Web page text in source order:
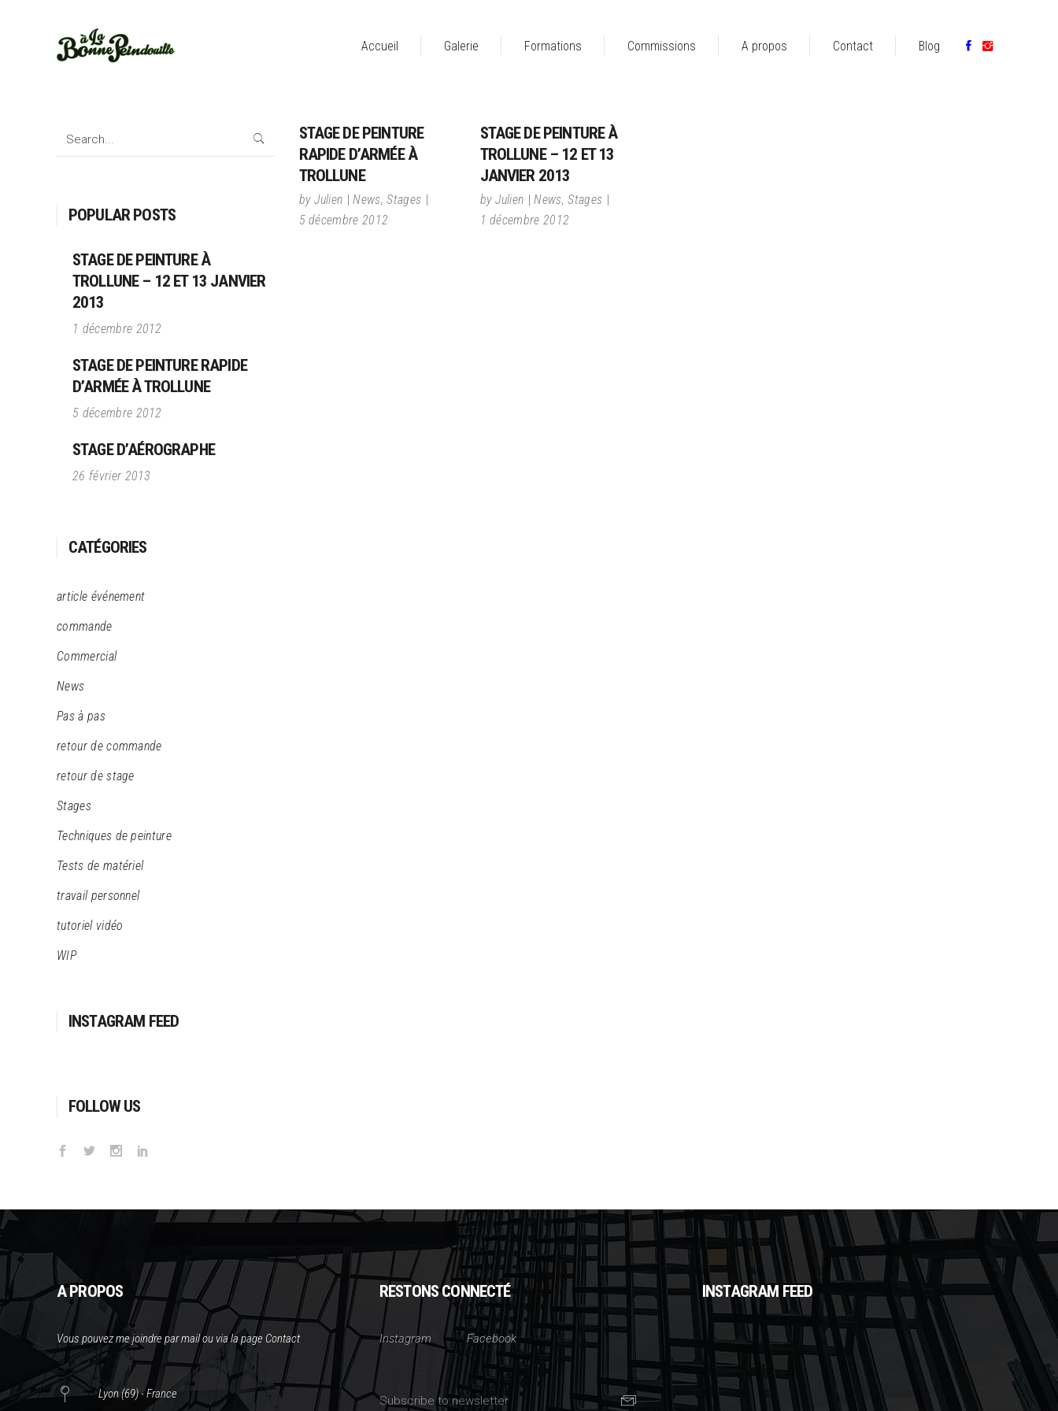
Accueil Galerie Formations Commissions A propos Contact Blog
STAGE DE PEINTURE
RAPIDE D’ARMÉE À
TROLLUNE
byJulien News,Stages
5 décembre 2012
STAGE DE PEINTURE À
TROLLUNE – 12 ET 13
JANVIER 2013
byJulien News,Stages
1 décembre 2012
Search
POPULAR POSTS
STAGE DE PEINTURE À
TROLLUNE – 12 ET 13 JANVIER
2013
1 décembre 2012
STAGE DE PEINTURE RAPIDE
D’ARMÉE À TROLLUNE
5 décembre 2012
STAGE D’AÉROGRAPHE
26 février 2013
CATÉGORIES
article événement
commande
Commercial
News
Pas à pas
retour de commande
retour de stage
Stages
Techniques de peinture
Tests de matériel
travail personnel
tutoriel vidéo
WIP
INSTAGRAM FEED
FOLLOW US
A PROPOS
Vous pouvez me joindre par mail ou via la page Contact
Lyon (69) - France
RESTONS CONNECTÉ
Instagram Facebook
INSTAGRAM FEED